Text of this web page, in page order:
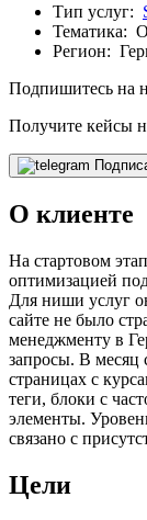
Тип услуг:
Тематика:
Регион:
Подпишитесь на
Получите кейсы
О клиенте
На стартовом
оптимизацией
Для ниши услуг
сайте не было
менеджменту в
запросы. В месяц
страницах с
теги, блоки с
элементы.
связано с
Цели